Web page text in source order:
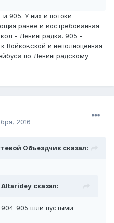
и 905. У них и потоки
ранее и востребованная
- Ленинградка. 905 -
Войковской и неполноценная
по Ленинградскому
2016
Объездчик сказал:
сказал:
904-905 шли пустыми